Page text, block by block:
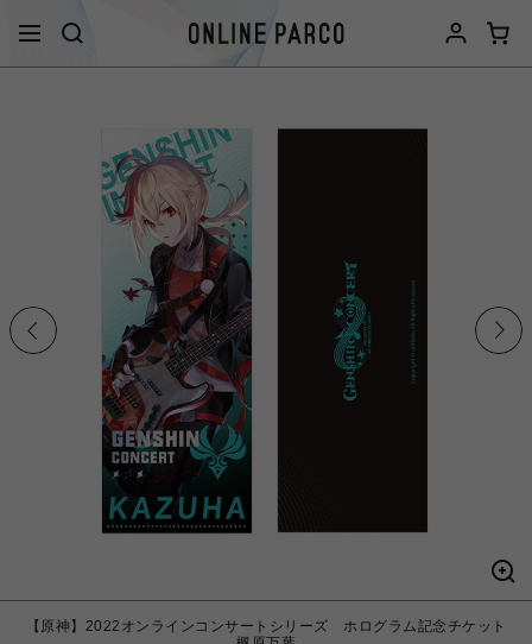
【原神】2022オンラインコンサートシリーズ ホログラム記念チケット